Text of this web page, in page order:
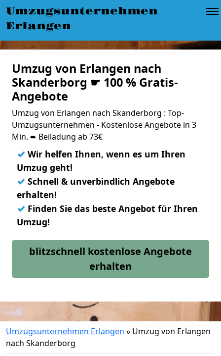
Umzugsunternehmen
Erlangen
Umzug von Erlangen nach
Skanderborg ☛ 100 % Gratis-
Angebote
Umzug von Erlangen nach Skanderborg : Top-
Umzugsunternehmen - Kostenlose Angebote in 3
Min. ➨ Beiladung ab 73€
✓ Wir helfen Ihnen, wenn es um Ihren
Umzug geht!
✓ Schnell & unverbindlich Angebote
erhalten!
✓ Finden Sie das beste Angebot für Ihren
Umzug!
blitzschnell kostenlose Angebote
erhalten
Umzugsunternehmen Erlangen » Umzug von Erlangen
nach Skanderborg